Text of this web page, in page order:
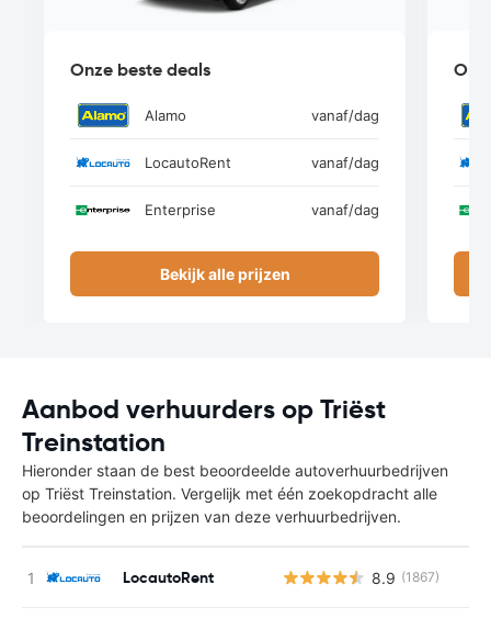
Onze beste deals
Alamo vanaf/dag
LocautoRent vanaf/dag
Enterprise vanaf/dag
Bekijk alle prijzen
Aanbod verhuurders op Triëst
Treinstation
Hieronder staan de best beoordeelde autoverhuurbedrijven
op Triëst Treinstation. Vergelijk met één zoekopdracht alle
beoordelingen en prijzen van deze verhuurbedrijven.
LocautoRent 8.9 (1867)